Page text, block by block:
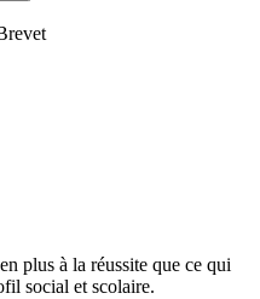
plus à la réussite que ce qui
social et scolaire.